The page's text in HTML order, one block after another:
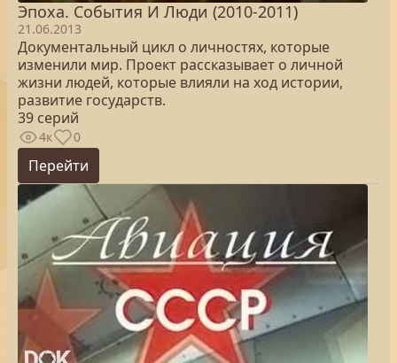
Эпоха. Cобытия И Люди (2010-2011)
21.06.2013
Документальный цикл о личностях, которые
изменили мир. Проект рассказывает о личной
жизни людей, которые влияли на ход истории,
развитие государств.
39 серий
4к 0
Перейти